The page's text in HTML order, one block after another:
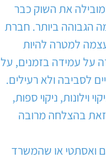
את השוק כבר
הגבוהה ביותר. חברת
למטרה להיות
על עמידה בזמנים, על
לסביבה ולא רעילים.
וילונות, ניקוי ספות,
זאת בהצלחה מרובה
ואסתטי או שהמשרד